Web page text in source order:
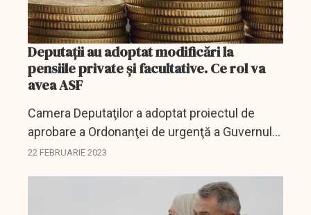
Deputații au adoptat modificări la
pensiile private și facultative. Ce rol va
avea ASF
Camera Deputaţilor a adoptat proiectul de
aprobare a Ordonanţei de urgenţă a Guvernului
nr.174/2022 pentru modificarea şi
22 FEBRUARIE 2023